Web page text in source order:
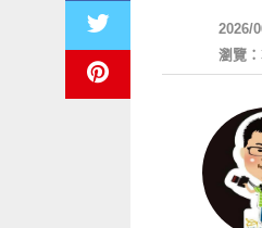
2026/
瀏覽